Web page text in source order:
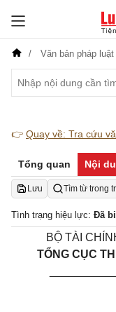
Văn bản pháp luật
👉 Quay về: Tra cứu
Tổng quan Nội
Lưu Tìm từ trong
Tình trạng hiệu lực: Đã
BỘ TÀI
TỔNG CỤC